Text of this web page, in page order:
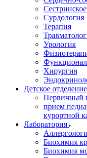
Сурдология
Терапия
Урология
Хирургия
Детское отделение
Первичный
прием
курортной
Лаборатория
Биохимия
Биохимия